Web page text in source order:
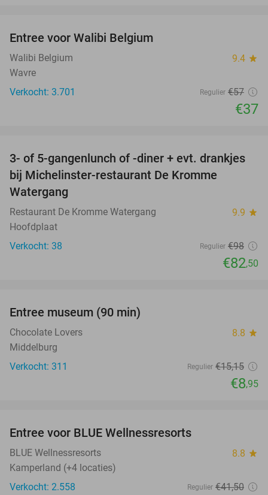
Entree voor Walibi Belgium
Walibi Belgium 9.4 star
Wavre
Verkocht: 3.701
Regulier €57
€37
16%
3- of 5-gangenlunch of -diner + evt. drankjes
bij Michelinster-restaurant De Kromme
Watergang
Restaurant De Kromme Watergang 9.9 star
Hoofdplaat
Verkocht: 38
Regulier €98
€82,50
Entree museum (90 min)
Chocolate Lovers 8.8 star
Middelburg
Verkocht: 311
Regulier €15,15
€8,95
Entree voor BLUE Wellnessresorts
BLUE Wellnessresorts 8.8 star
Kamperland (+4 locaties)
Verkocht: 2.558
Regulier €41,50